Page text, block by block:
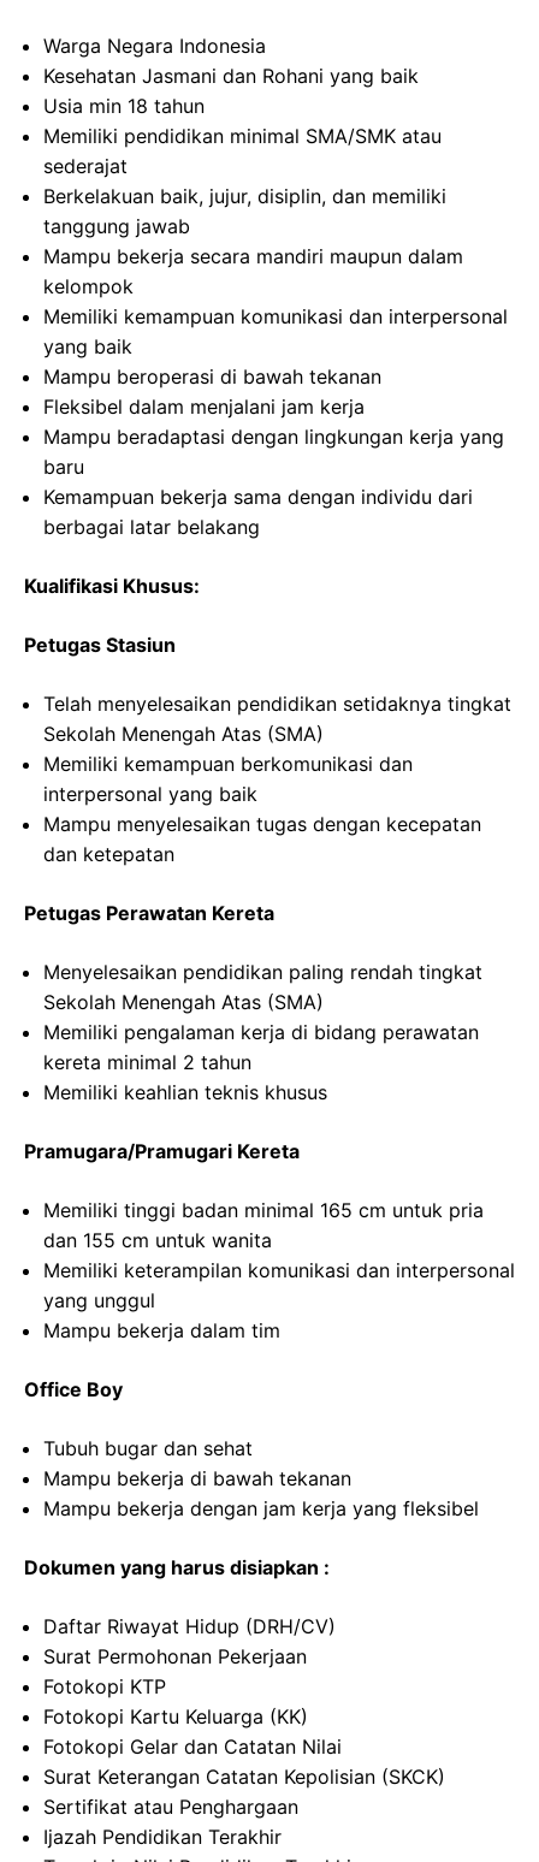
Warga Negara Indonesia
Kesehatan Jasmani dan Rohani yang baik
Usia min 18 tahun
Memiliki pendidikan minimal SMA/SMK atau
sederajat
Berkelakuan baik, jujur, disiplin, dan memiliki
tanggung jawab
Mampu bekerja secara mandiri maupun dalam
kelompok
Memiliki kemampuan komunikasi dan interpersonal
yang baik
Mampu beroperasi di bawah tekanan
Fleksibel dalam menjalani jam kerja
Mampu beradaptasi dengan lingkungan kerja yang
baru
Kemampuan bekerja sama dengan individu dari
berbagai latar belakang
Kualifikasi Khusus:
Petugas Stasiun
Telah menyelesaikan pendidikan setidaknya tingkat
Sekolah Menengah Atas (SMA)
Memiliki kemampuan berkomunikasi dan
interpersonal yang baik
Mampu menyelesaikan tugas dengan kecepatan
dan ketepatan
Petugas Perawatan Kereta
Menyelesaikan pendidikan paling rendah tingkat
Sekolah Menengah Atas (SMA)
Memiliki pengalaman kerja di bidang perawatan
kereta minimal 2 tahun
Memiliki keahlian teknis khusus
Pramugara/Pramugari Kereta
Memiliki tinggi badan minimal 165 cm untuk pria
dan 155 cm untuk wanita
Memiliki keterampilan komunikasi dan interpersonal
yang unggul
Mampu bekerja dalam tim
Office Boy
Tubuh bugar dan sehat
Mampu bekerja di bawah tekanan
Mampu bekerja dengan jam kerja yang fleksibel
Dokumen yang harus disiapkan :
Daftar Riwayat Hidup (DRH/CV)
Surat Permohonan Pekerjaan
Fotokopi KTP
Fotokopi Kartu Keluarga (KK)
Fotokopi Gelar dan Catatan Nilai
Surat Keterangan Catatan Kepolisian (SKCK)
Sertifikat atau Penghargaan
Ijazah Pendidikan Terakhir